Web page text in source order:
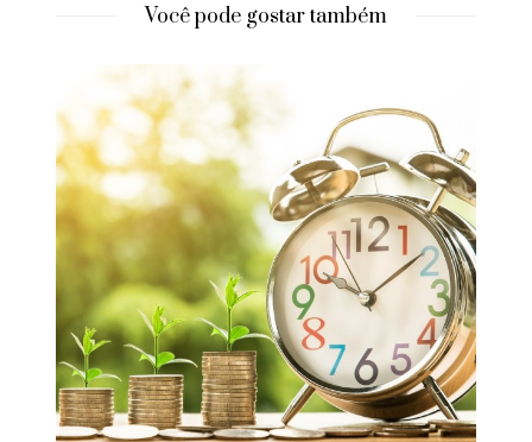
Você pode gostar também